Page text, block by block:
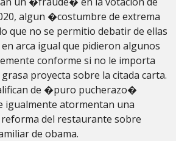
algun �costumbre de extrema
que no se permitio debatir de ellas
arca igual que pidieron algunos
conforme si no le importa
proyecta sobre la citada carta.
de �puro pucherazo�
igualmente atormentan una
del restaurante sobre
de obama.